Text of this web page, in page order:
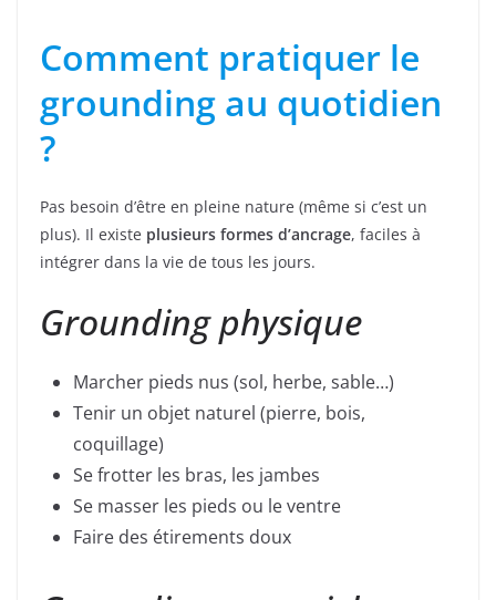
Comment pratiquer le
grounding au quotidien
?
Pas besoin d’être en pleine nature (même si c’est un
plus). Il existe plusieurs formes d’ancrage, faciles à
intégrer dans la vie de tous les jours.
Grounding physique
Marcher pieds nus (sol, herbe, sable…)
Tenir un objet naturel (pierre, bois,
coquillage)
Se frotter les bras, les jambes
Se masser les pieds ou le ventre
Faire des étirements doux